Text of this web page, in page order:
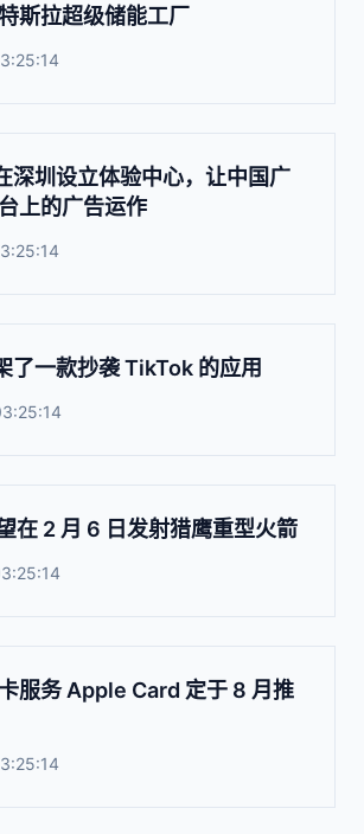
斯拉超级储能工厂
深圳设立体验中心，让中国广
上的广告运作
了一款抄袭 TikTok 的应用
在 2 月 6 日发射猎鹰重型火箭
服务 Apple Card 定于 8 月推